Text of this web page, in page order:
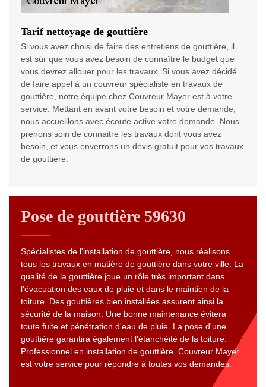
Tarif nettoyage de gouttière
Si vous avez choisi de faire des entretiens de gouttière, il
est sûr que vous avez besoin de connaître le budget que
vous devrez allouer pour les travaux. Si vous avez décidé
de faire appel à un couvreur spécialiste en travaux de
gouttière, notre équipe chez Couvreur Mayer est à votre
service. Mettant en avant votre besoin et votre demande,
nous accueillons avec écoute active votre demande. Nous
prenons soin de connaitre les travaux dont vous avez
besoin, et vous enverrons un devis gratuit pour vos travaux
de gouttière.
Pose de gouttière 59630
Spécialistes de l'installation de gouttière, nous réalisons
tous les travaux en matière de gouttière dans votre ville. La
qualité de la gouttière joue un rôle très important dans
l’évacuation des eaux de pluie et dans le maintien de la
toiture. Des gouttières bien installées assurent ainsi la
sécurité de la maison. Une bonne maintenance évitera
toute fuite et pénétration d'eau de pluie. La pose d'une
gouttière garantira également l'étanchéité de la toiture.
Professionnel en installation de gouttière, Couvreur Mayer
est votre service pour répondre à toutes vos demandes.